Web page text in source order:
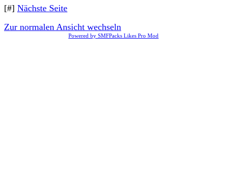
[#] Nächste Seite
Zur normalen Ansicht wechseln
Powered by SMFPacks Likes Pro Mod